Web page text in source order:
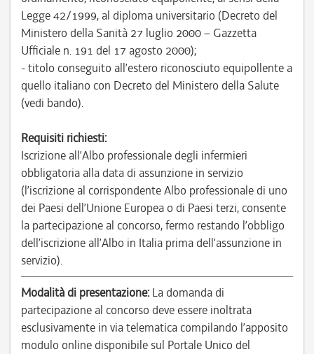
Legge 42/1999, al diploma universitario (Decreto del
Ministero della Sanità 27 luglio 2000 – Gazzetta
Ufficiale n. 191 del 17 agosto 2000);
- titolo conseguito all’estero riconosciuto equipollente a
quello italiano con Decreto del Ministero della Salute
(vedi bando).
Requisiti richiesti:
Iscrizione all’Albo professionale degli infermieri
obbligatoria alla data di assunzione in servizio
(l’iscrizione al corrispondente Albo professionale di uno
dei Paesi dell’Unione Europea o di Paesi terzi, consente
la partecipazione al concorso, fermo restando l’obbligo
dell’iscrizione all’Albo in Italia prima dell’assunzione in
servizio).
Modalità di presentazione: La domanda di
partecipazione al concorso deve essere inoltrata
esclusivamente in via telematica compilando l’apposito
modulo online disponibile sul Portale Unico del